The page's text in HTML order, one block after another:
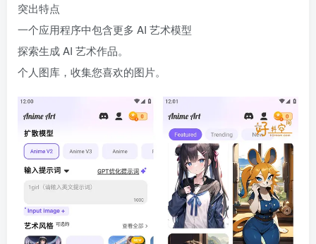
突出特点
一个应用程序中包含更多 AI 艺术模型
探索生成 AI 艺术作品。
个人图库，收集您喜欢的图片。